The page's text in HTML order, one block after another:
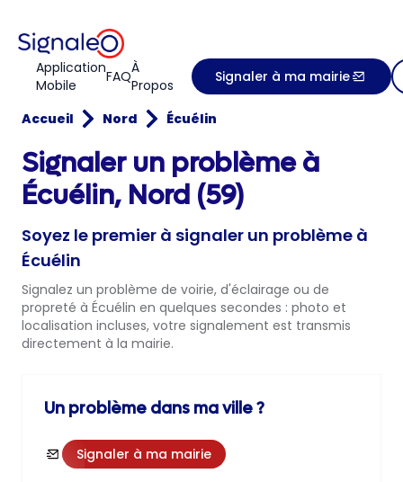
Application
Mobile
FAQÀ
Propos
Signaler à ma mairie
Accueil Nord Écuélin
Signaler un problème à
Écuélin, Nord (59)
Soyez le premier à signaler un problème à
Écuélin
Signalez un problème de voirie, d'éclairage ou de
propreté à Écuélin en quelques secondes : photo et
localisation incluses, votre signalement est transmis
directement à la mairie.
Un problème dans ma ville ?
Signaler à ma mairie